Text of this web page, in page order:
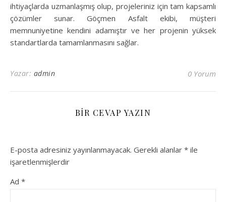
ihtiyaçlarda uzmanlaşmış olup, projeleriniz için tam kapsamlı
çözümler sunar. Göçmen Asfalt ekibi, müşteri
memnuniyetine kendini adamıştır ve her projenin yüksek
standartlarda tamamlanmasını sağlar.
Yazar: admin 0 Yorum
BIR CEVAP YAZIN
E-posta adresiniz yayınlanmayacak. Gerekli alanlar * ile
işaretlenmişlerdir
Ad *